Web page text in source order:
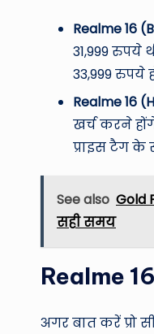
Realme 16
31,999
33,999 रुपये
Realme 16
खर्च करने
प्राइस टैग के
See also Gold
सही समय
Realme 16
अगर बात करें प्रो